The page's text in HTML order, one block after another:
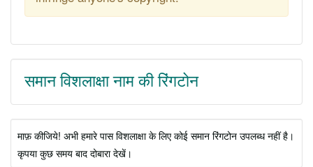
समान विशलाक्षा नाम की रिंगटोन
माफ़ कीजिये! अभी हमारे पास विशलाक्षा के लिए कोई समान रिंगटोन उपलब्ध नहीं है।
कृपया कुछ समय बाद दोबारा देखें।